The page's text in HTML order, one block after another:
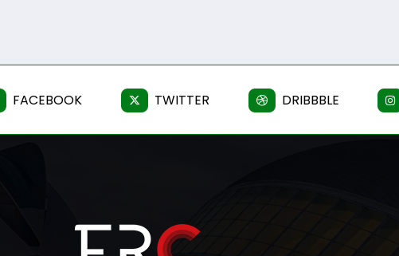
FACEBOOK TWITTER DRIBBBLE